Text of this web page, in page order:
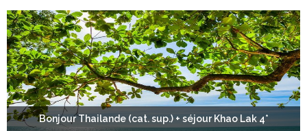
Bonjour Thailande (cat. sup.) + séjour Khao Lak 4*